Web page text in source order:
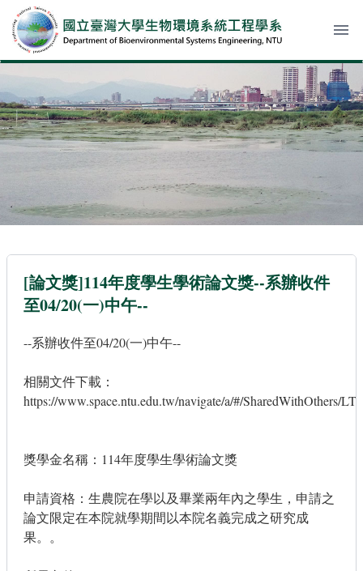
menu
[論文獎]114年度學生學術論文獎--系辦收件
至04/20(一)中午--
--系辦收件至04/20(一)中午--
相關文件下載：
https://www.space.ntu.edu.tw/navigate/a/#/SharedWithOthers/
獎學金名稱：114年度學生學術論文獎
申請資格：生農院在學以及畢業兩年內之學生，申請之
論文限定在本院就學期間以本院名義完成之研究成
果。。